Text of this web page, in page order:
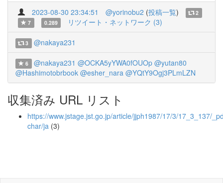
2023-08-30 23:34:51 @yorinobu2 (投稿一覧)
2
7
0.289 リツイート・ネットワーク (3)
3 @nakaya231
6 @nakaya231 @OCKA5yYWA0fOUOp @yutan80
@Hashimotobrbook @esher_nara @YQtY9Ogj3PLmLZN
収集済み URL リスト
https://www.jstage.jst.go.jp/article/jjph1987/17/3/17_3_137/
char/ja (3)